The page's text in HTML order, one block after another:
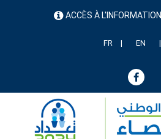
menu ACCÈS À L'INFORMATION
FR EN